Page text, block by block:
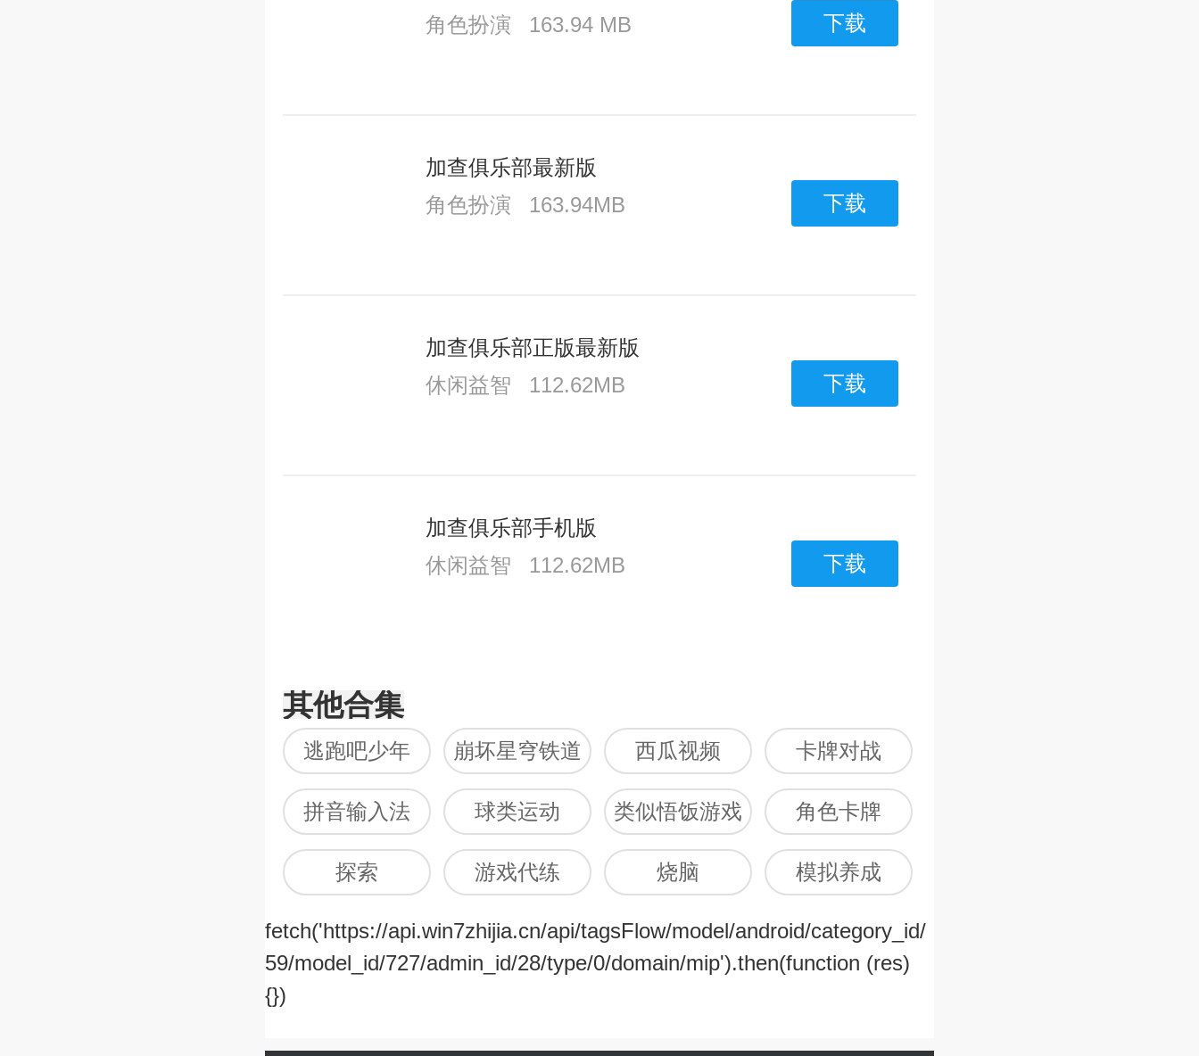
角色扮演
163.94 MB 下载
加查俱乐部最新版
角色扮演
163.94MB 下载
加查俱乐部正版最新版
休闲益智
112.62MB 下载
加查俱乐部手机版
休闲益智
112.62MB 下载
其他合集
逃跑吧少年
崩坏星穹铁道
官网版
西瓜视频 卡牌对战
拼音输入法 球类运动
类似悟饭游戏
厅的软件
角色卡牌
探索 游戏代练 烧脑 模拟养成
租号平台 皇帝 街机捕鱼 跑酷
fetch('https://api.win7zhijia.cn/api/tagsFlow/model/android/category_id/
59/model_id/727/admin_id/28/type/0/domain/mip').then(function (res)
{})